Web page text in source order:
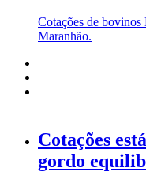
Cotações de bovinos
Maranhão.
Cotações
gordo